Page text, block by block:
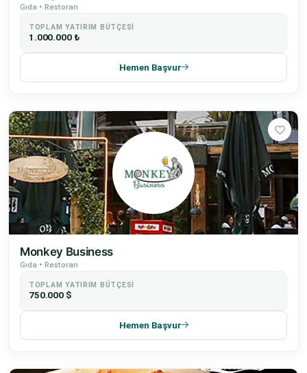
Gıda • Restoran
TOPLAM YATIRIM BÜTÇESI
1.000.000 ₺
Hemen Başvur
Monkey Business
Gıda • Restoran
TOPLAM YATIRIM BÜTÇESI
750.000 $
Hemen Başvur